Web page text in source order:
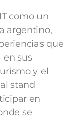
como un
argentino,
que
en sus
y el
stand
en
se